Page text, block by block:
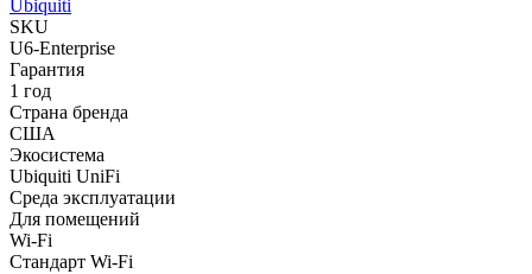
Ubiquiti
SKU
U6-Enterprise
Гарантия
1 год
Страна бренда
США
Экосистема
Ubiquiti UniFi
Среда эксплуатации
Для помещений
Wi-Fi
Стандарт Wi-Fi